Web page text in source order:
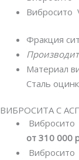
Фракция
Материал
Сталь
ВИБРОСИТА С
от 310 000